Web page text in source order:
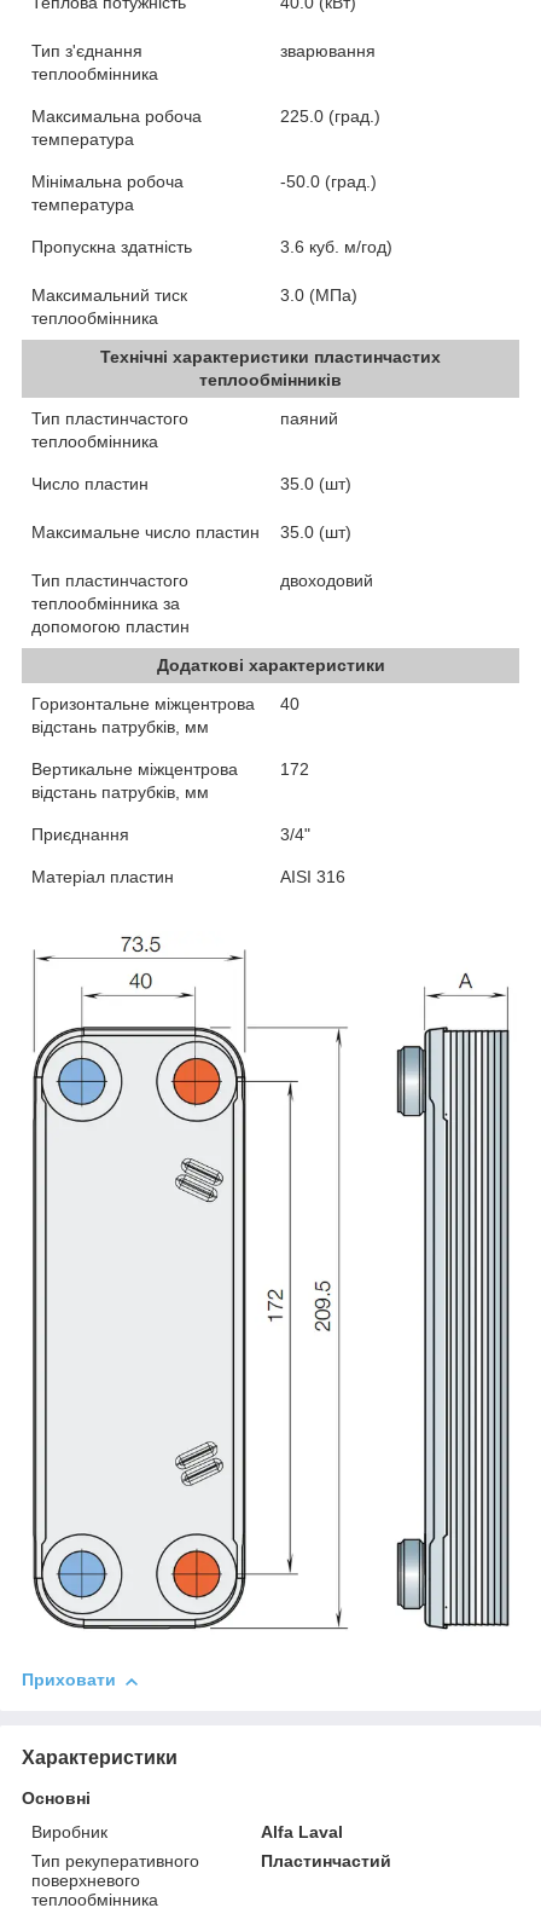
Тип з'єднання
теплообмінника
зварювання
Максимальна робоча
температура
225.0 (град.)
Мінімальна робоча
температура
-50.0 (град.)
Пропускна здатність 3.6 куб. м/год)
Максимальний тиск
теплообмінника
3.0 (МПа)
Технічні характеристики пластинчастих
теплообмінників
Тип пластинчастого
теплообмінника
паяний
Число пластин 35.0 (шт)
Максимальне число пластин 35.0 (шт)
Тип пластинчастого
теплообмінника за
допомогою пластин
двоходовий
Додаткові характеристики
Горизонтальне міжцентрова
відстань патрубків, мм
40
Вертикальне міжцентрова
відстань патрубків, мм
172
Приєднання 3/4"
Матеріал пластин AISI 316
Приховати
Характеристики
Основні
Виробник
Alfa Laval
Тип рекуперативного
поверхневого
теплообмінника
Пластинчастий